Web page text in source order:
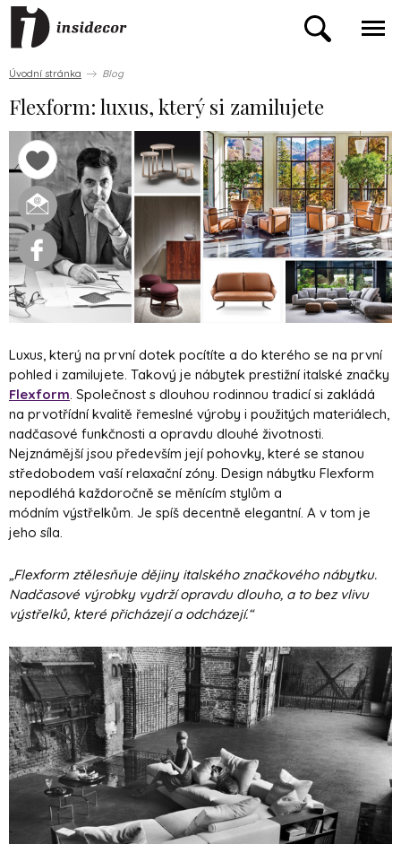
Úvodní stránka Blog
Flexform: luxus, který si zamilujete
Luxus, který na první dotek pocítíte a do kterého se na první
pohled i zamilujete. Takový je nábytek prestižní italské značky
Flexform. Společnost s dlouhou rodinnou tradicí si zakládá
na prvotřídní kvalitě řemeslné výroby i použitých materiálech,
nadčasové funkčnosti a opravdu dlouhé životnosti.
Nejznámější jsou především její pohovky, které se stanou
středobodem vaší relaxační zóny. Design nábytku Flexform
nepodléhá každoročně se měnícím stylům a
módním výstřelkům. Je spíš decentně elegantní. A v tom je
jeho síla.
„Flexform ztělesňuje dějiny italského značkového nábytku.
Nadčasové výrobky vydrží opravdu dlouho, a to bez vlivu
výstřelků, které přicházejí a odcházejí.“